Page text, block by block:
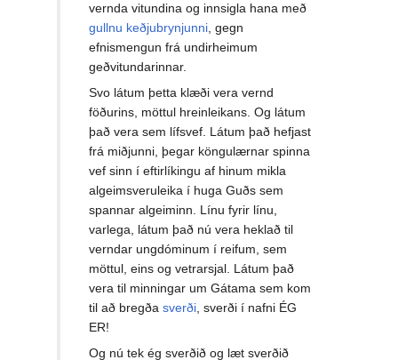
vernda vitundina og innsigla hana með
gullnu keðjubrynjunni, gegn
efnismengun frá undirheimum
geðvitundarinnar.
Svo látum þetta klæði vera vernd
föðurins, möttul hreinleikans. Og látum
það vera sem lífsvef. Látum það hefjast
frá miðjunni, þegar köngulærnar spinna
vef sinn í eftirlíkingu af hinum mikla
algeimsveruleika í huga Guðs sem
spannar algeiminn. Línu fyrir línu,
varlega, látum það nú vera heklað til
verndar ungdóminum í reifum, sem
möttul, eins og vetrarsjal. Látum það
vera til minningar um Gátama sem kom
til að bregða sverði, sverði í nafni ÉG
ER!
Og nú tek ég sverðið og læt sverðið